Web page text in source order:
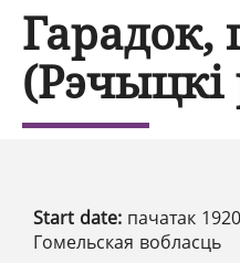
Гарадок,
(Рэчыцкі
Start date: пачатак
Гомельская вобласць